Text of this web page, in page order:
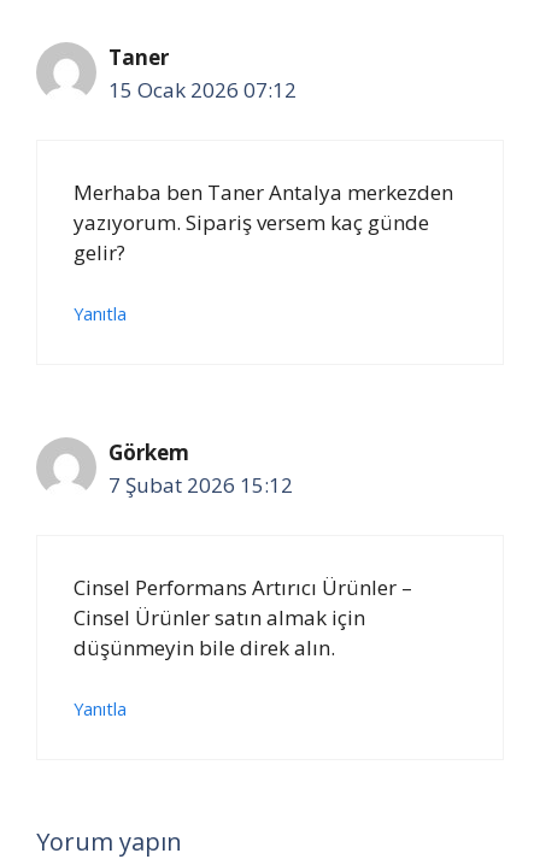
Taner
15 Ocak 2026 07:12
Merhaba ben Taner Antalya merkezden
yazıyorum. Sipariş versem kaç günde
gelir?
Yanıtla
Görkem
7 Şubat 2026 15:12
Cinsel Performans Artırıcı Ürünler –
Cinsel Ürünler satın almak için
düşünmeyin bile direk alın.
Yanıtla
Yorum yapın